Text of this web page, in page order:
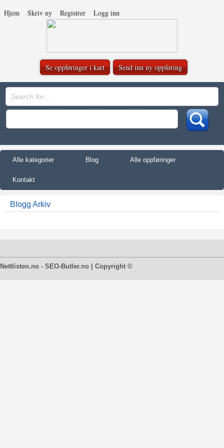
Hjem Skriv ny Registrer Logg inn
Se oppføringer i kart Send inn ny oppføring
Alle kategorier Blog Alle oppføringer
Kontakt
Blogg Arkiv
Nettlisten.no - SEO-Butler.no | Copyright ©